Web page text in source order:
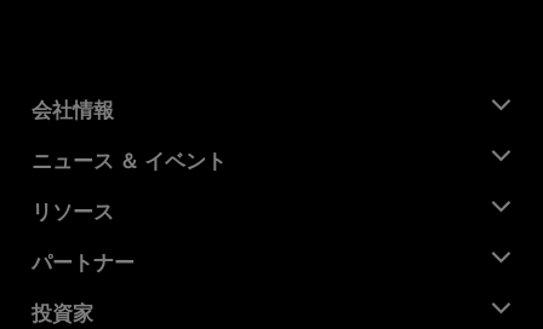
会社情報
AMD について
企業責任
キャリア
お問い合わせ
ニュース ＆ イベント
ニュースルーム
メディア ライブラリ
リソース
デベロッパー セントラル
ケース スタディ
パートナー
AMD パートナー ハブ
投資家